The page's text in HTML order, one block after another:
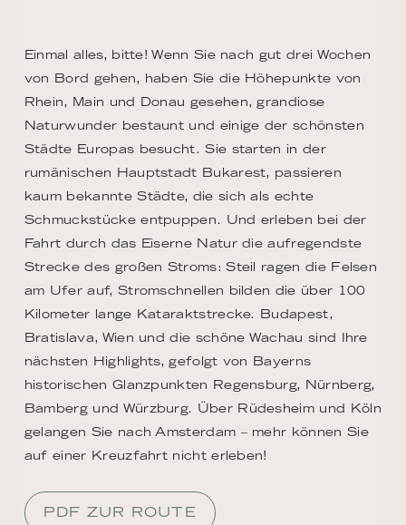
Einmal alles, bitte! Wenn Sie nach gut drei Wochen
von Bord gehen, haben Sie die Höhepunkte von
Rhein, Main und Donau gesehen, grandiose
Naturwunder bestaunt und einige der schönsten
Städte Europas besucht. Sie starten in der
rumänischen Hauptstadt Bukarest, passieren
kaum bekannte Städte, die sich als echte
Schmuckstücke entpuppen. Und erleben bei der
Fahrt durch das Eiserne Natur die aufregendste
Strecke des großen Stroms: Steil ragen die Felsen
am Ufer auf, Stromschnellen bilden die über 100
Kilometer lange Kataraktstrecke. Budapest,
Bratislava, Wien und die schöne Wachau sind Ihre
nächsten Highlights, gefolgt von Bayerns
historischen Glanzpunkten Regensburg, Nürnberg,
Bamberg und Würzburg. Über Rüdesheim und Köln
gelangen Sie nach Amsterdam – mehr können Sie
auf einer Kreuzfahrt nicht erleben!
PDF ZUR ROUTE